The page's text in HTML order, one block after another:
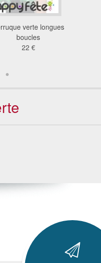
verte longues
boucles
22 €